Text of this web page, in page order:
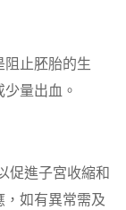
阻止胚胎的生
量出血。
促進子宮收縮和
，如有異常需及